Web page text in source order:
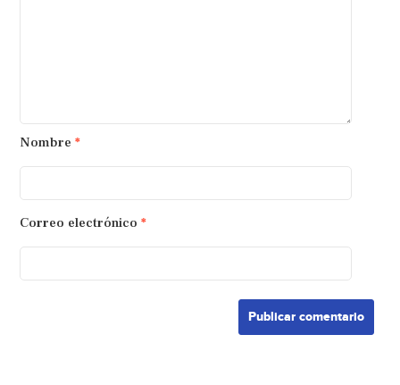
Nombre *
Correo electrónico *